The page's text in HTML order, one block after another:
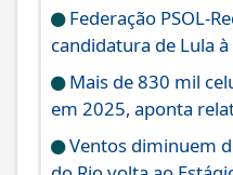
Federação PSOL-
candidatura de Lula
Mais de 830 mil
em 2025, aponta
Ventos diminuem